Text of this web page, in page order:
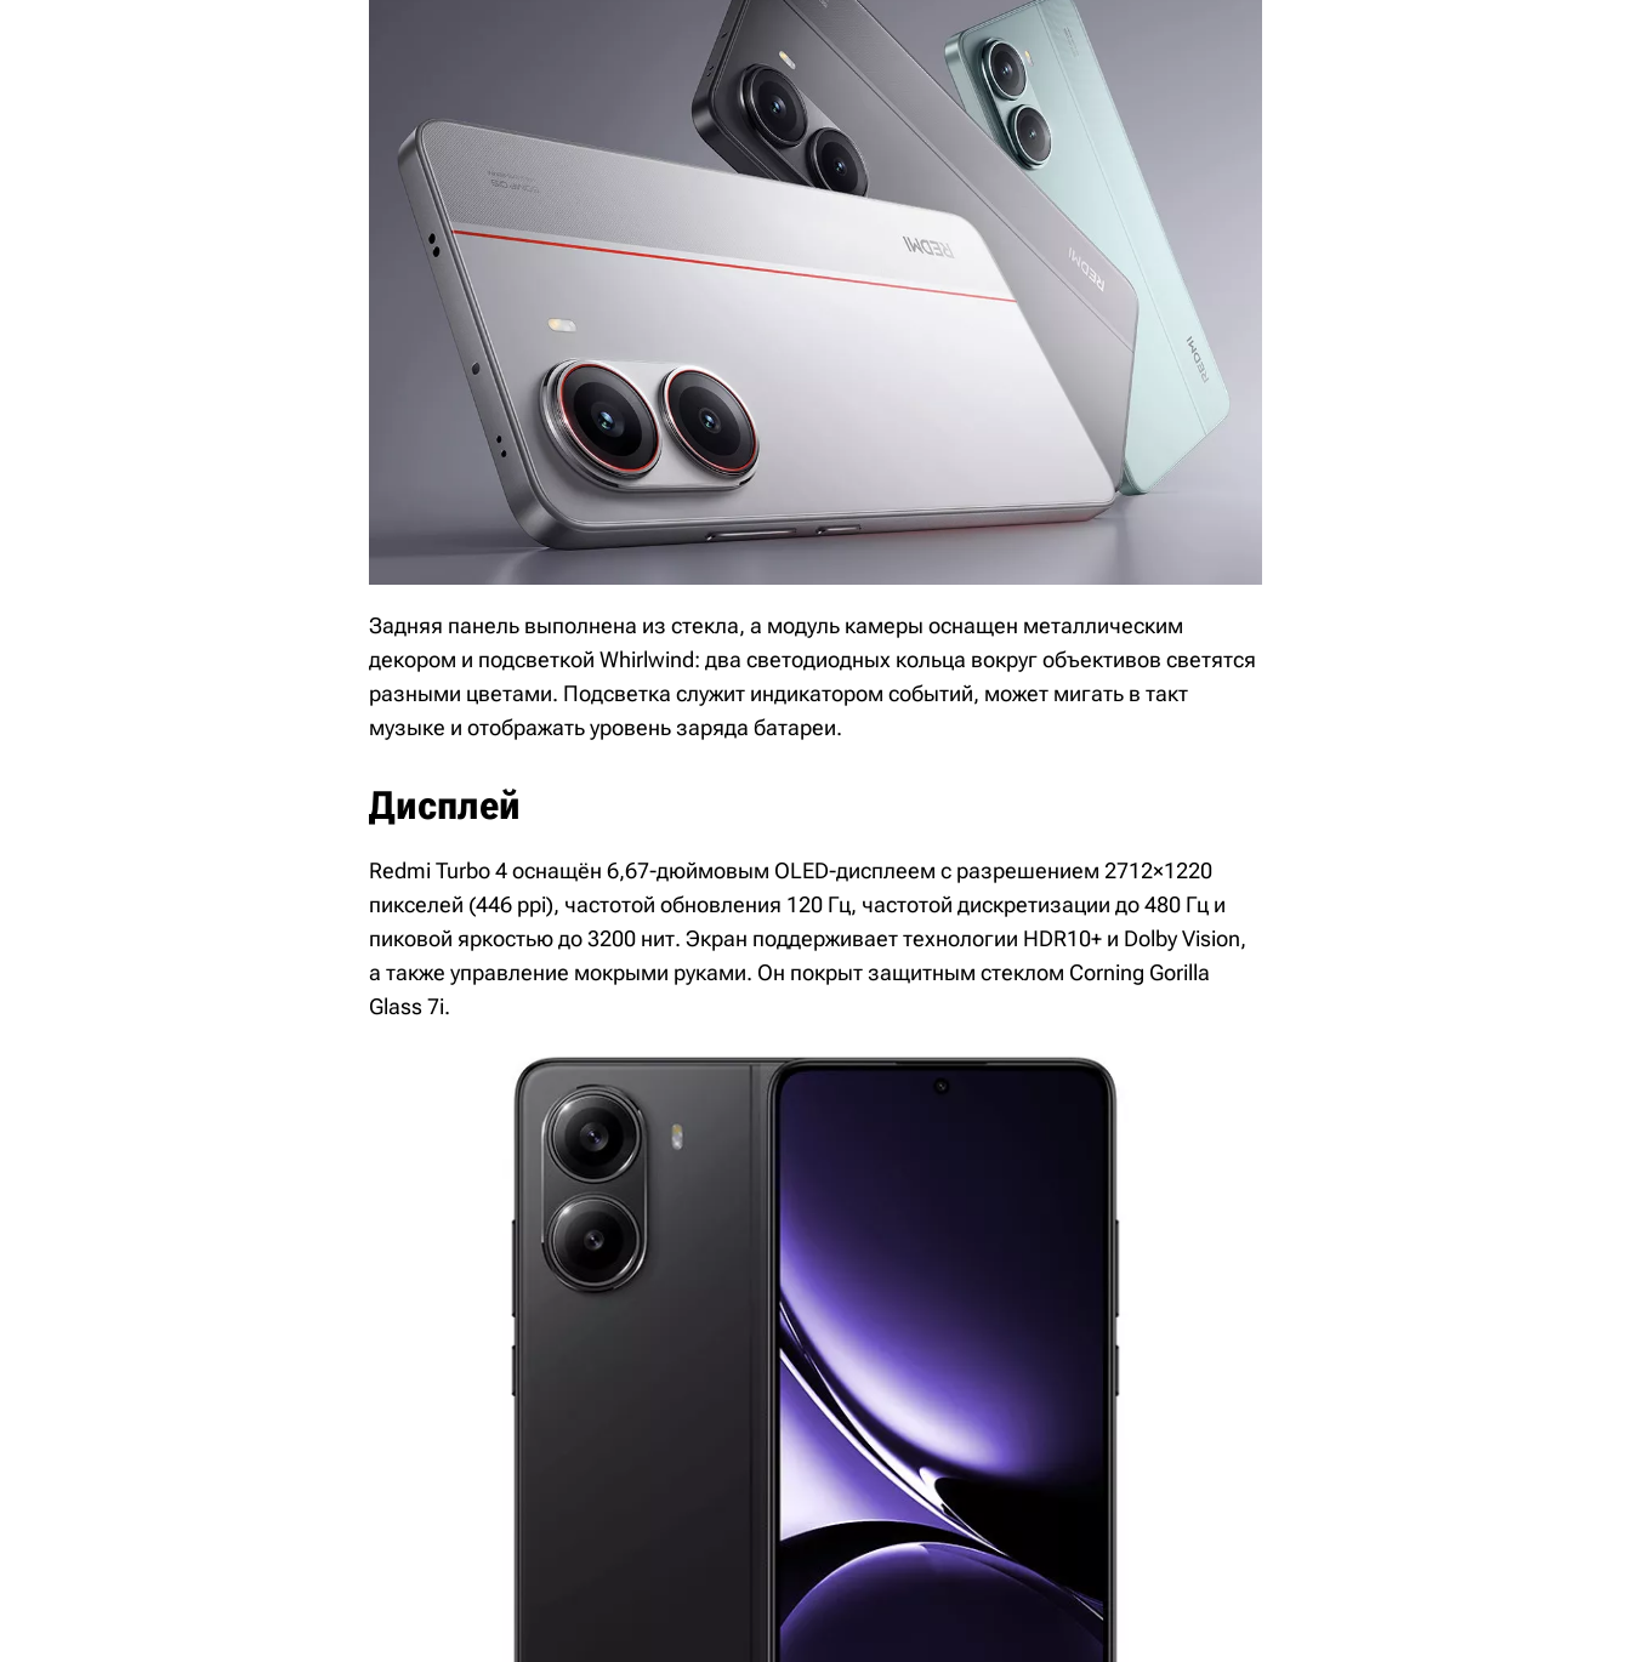
Задняя панель выполнена из стекла, а модуль камеры оснащен металлическим
декором и подсветкой Whirlwind: два светодиодных кольца вокруг объективов светятся
разными цветами. Подсветка служит индикатором событий, может мигать в такт
музыке и отображать уровень заряда батареи.
Дисплей
Redmi Turbo 4 оснащён 6,67-дюймовым OLED-дисплеем с разрешением 2712×1220
пикселей (446 ppi), частотой обновления 120 Гц, частотой дискретизации до 480 Гц и
пиковой яркостью до 3200 нит. Экран поддерживает технологии HDR10+ и Dolby Vision,
а также управление мокрыми руками. Он покрыт защитным стеклом Corning Gorilla
Glass 7i.